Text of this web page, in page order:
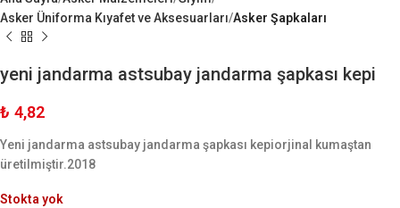
Asker Üniforma Kıyafet ve Aksesuarları Asker Şapkaları
yeni jandarma astsubay jandarma şapkası kepi
₺ 4,82
Yeni jandarma astsubay jandarma şapkası kepiorjinal kumaştan
üretilmiştir.2018
Stokta yok